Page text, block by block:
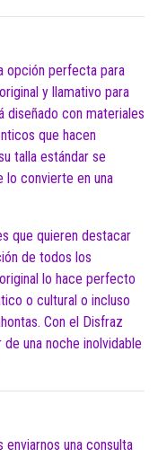
opción perfecta para
y llamativo para
con materiales
que hacen
talla estándar se
lo convierte en una
que quieren destacar
de todos los
lo hace perfecto
o cultural o incluso
Con el Disfraz
una noche inolvidable
una consulta